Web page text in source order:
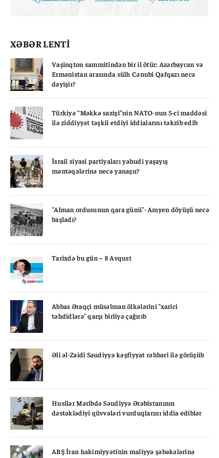
XƏBƏR LENTİ
Vaşinqton sammitindən bir il ötür: Azərbaycan və
Ermənistan arasında sülh Cənubi Qafqazı necə
dəyişir?
Türkiyə “Məkkə sazişi”nin NATO-nun 5-ci maddəsi
ilə ziddiyyət təşkil etdiyi iddialarını təkzib edib
İsrail siyasi partiyaları yəhudi yaşayış
məntəqələrinə necə yanaşır?
"Alman ordusunun qara günü"- Amyen döyüşü necə
başladı?
Tarixdə bu gün – 8 Avqust
Abbas Əraqçi müsəlman ölkələrini "xarici
təhdidlərə" qarşı birliyə çağırıb
Əli əl-Zaidi Səudiyyə kəşfiyyat rəhbəri ilə görüşüb
Husilər Məribdə Səudiyyə Ərəbistanının
dəstəklədiyi qüvvələri vurduqlarını iddia ediblər
ABŞ İran hakimiyyətinin maliyyə şəbəkələrinə